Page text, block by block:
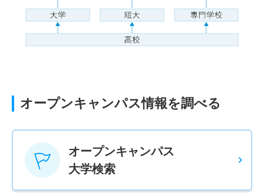
オープンキャンパス情報を調べる
オープンキャンパス
大学検索